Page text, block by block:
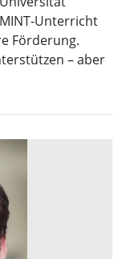
Unterricht
Förderung.
– aber